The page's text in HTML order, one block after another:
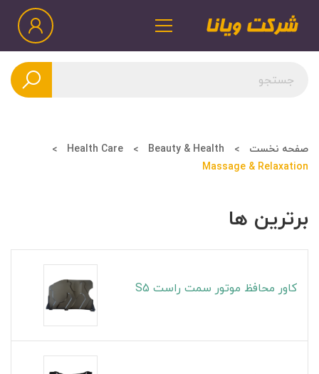
صفحه نخست Beauty & Health
Health Care
Massage & Relaxation
برترین ها
کاور محافظ موتور سمت راست S5